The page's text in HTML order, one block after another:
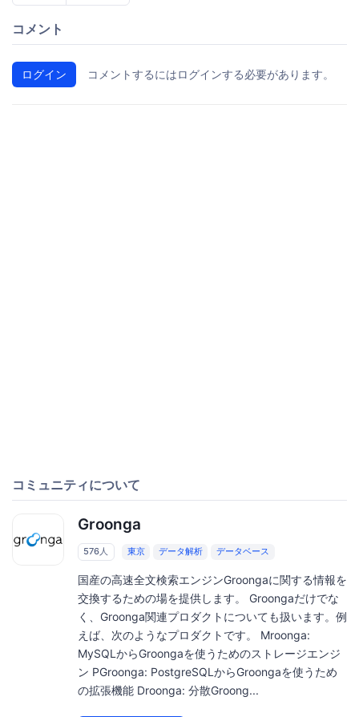
コメント
ログイン コメントするにはログインする必要があります。
コミュニティについて
Groonga
576人 東京 データ解析 データベース
国産の高速全文検索エンジンGroongaに関する情報を
交換するための場を提供します。 Groongaだけでな
く、Groonga関連プロダクトについても扱います。例
えば、次のようなプロダクトです。 Mroonga:
MySQLからGroongaを使うためのストレージエンジ
ン PGroonga: PostgreSQLからGroongaを使うため
の拡張機能 Droonga: 分散Groong...